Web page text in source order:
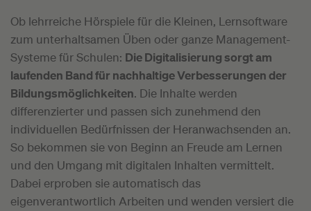
Ob lehrreiche Hörspiele für die Kleinen, Lernsoftware
zum unterhaltsamen Üben oder ganze Management-
Systeme für Schulen: Die Digitalisierung sorgt am
laufenden Band für nachhaltige Verbesserungen der
Bildungsmöglichkeiten. Die Inhalte werden
differenzierter und passen sich zunehmend den
individuellen Bedürfnissen der Heranwachsenden an.
So bekommen sie von Beginn an Freude am Lernen
und den Umgang mit digitalen Inhalten vermittelt.
Dabei erproben sie automatisch das
eigenverantwortlich Arbeiten und wenden versiert die